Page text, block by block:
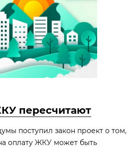
пересчитают
поступил закон проект о том,
оплату ЖКУ может быть